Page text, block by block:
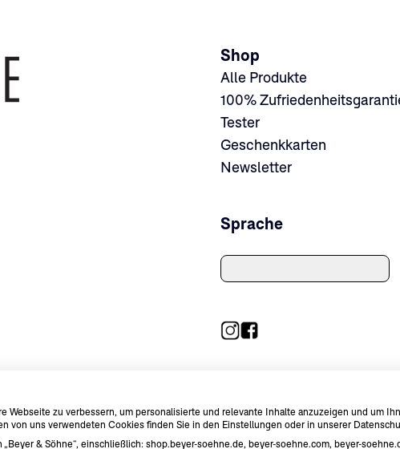
Shop
Alle Produkte
100%
Tester
Geschenkkarten
Newsletter
Sprache
Webseite zu verbessern, um personalisierte und relevante Inhalte anzuzeigen und um
von uns verwendeten Cookies finden Sie in den Einstellungen oder in unserer
& Söhne“, einschließlich: shop.beyer-soehne.de, beyer-soehne.com, beyer-